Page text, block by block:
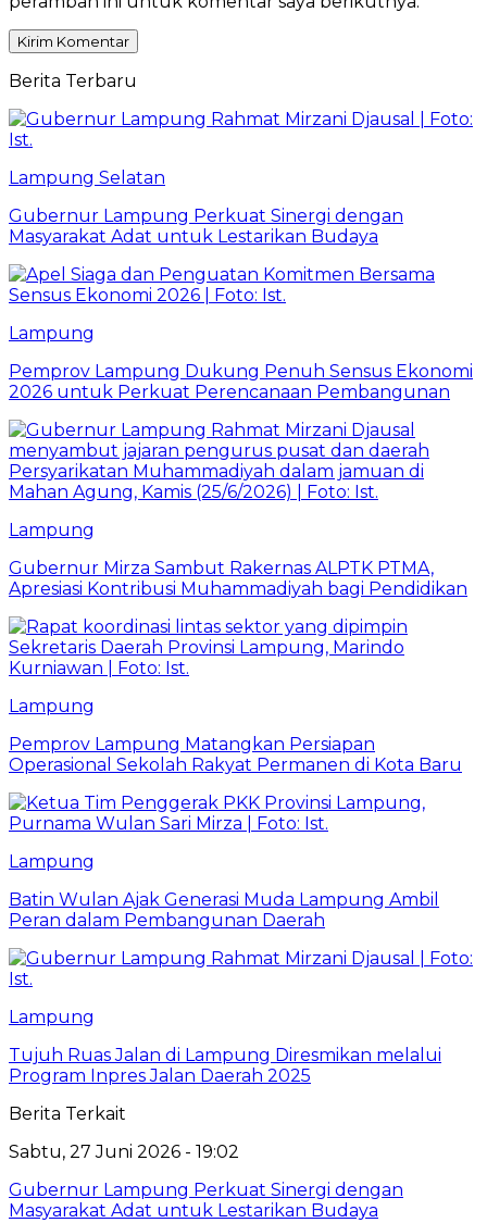
Berita Terbaru
Lampung Selatan
Gubernur Lampung Perkuat Sinergi dengan
Masyarakat Adat untuk Lestarikan Budaya
Lampung
Pemprov Lampung Dukung Penuh Sensus Ekonomi
2026 untuk Perkuat Perencanaan Pembangunan
Lampung
Gubernur Mirza Sambut Rakernas ALPTK PTMA,
Apresiasi Kontribusi Muhammadiyah bagi Pendidikan
Lampung
Pemprov Lampung Matangkan Persiapan
Operasional Sekolah Rakyat Permanen di Kota Baru
Lampung
Batin Wulan Ajak Generasi Muda Lampung Ambil
Peran dalam Pembangunan Daerah
Lampung
Tujuh Ruas Jalan di Lampung Diresmikan melalui
Program Inpres Jalan Daerah 2025
Berita Terkait
Sabtu, 27 Juni 2026 - 19:02
Gubernur Lampung Perkuat Sinergi dengan
Masyarakat Adat untuk Lestarikan Budaya